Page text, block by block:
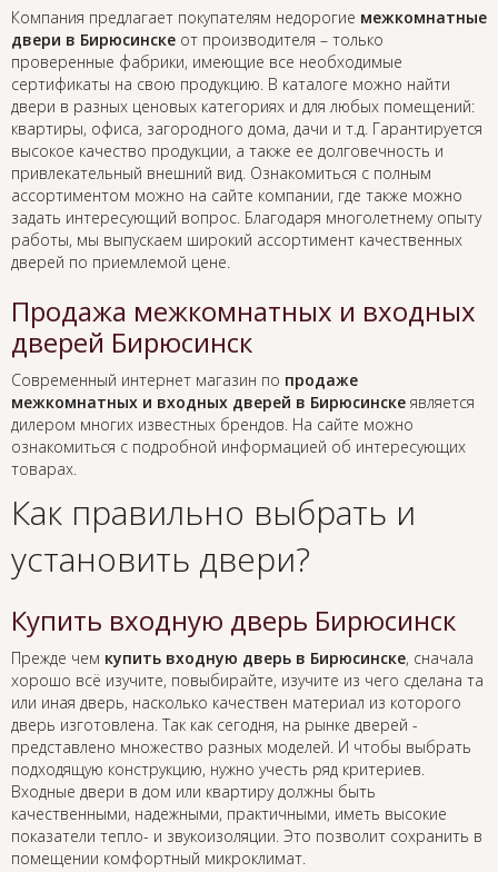
Компания предлагает покупателям недорогие межкомнатные
двери в Бирюсинске от производителя – только
проверенные фабрики, имеющие все необходимые
сертификаты на свою продукцию. В каталоге можно найти
двери в разных ценовых категориях и для любых помещений:
квартиры, офиса, загородного дома, дачи и т.д. Гарантируется
высокое качество продукции, а также ее долговечность и
привлекательный внешний вид. Ознакомиться с полным
ассортиментом можно на сайте компании, где также можно
задать интересующий вопрос. Благодаря многолетнему опыту
работы, мы выпускаем широкий ассортимент качественных
дверей по приемлемой цене.
Продажа межкомнатных и входных
дверей Бирюсинск
Современный интернет магазин по продаже
межкомнатных и входных дверей в Бирюсинске является
дилером многих известных брендов. На сайте можно
ознакомиться с подробной информацией об интересующих
товарах.
Как правильно выбрать и
установить двери?
Купить входную дверь Бирюсинск
Прежде чем купить входную дверь в Бирюсинске, сначала
хорошо всё изучите, повыбирайте, изучите из чего сделана та
или иная дверь, насколько качествен материал из которого
дверь изготовлена. Так как сегодня, на рынке дверей -
представлено множество разных моделей. И чтобы выбрать
подходящую конструкцию, нужно учесть ряд критериев.
Входные двери в дом или квартиру должны быть
качественными, надежными, практичными, иметь высокие
показатели тепло- и звукоизоляции. Это позволит сохранить в
помещении комфортный микроклимат.